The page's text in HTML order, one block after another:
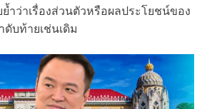
ำว่าเรื่องส่วนตัวหรือผลประโยชน์ของ
บท้ายเช่นเดิม